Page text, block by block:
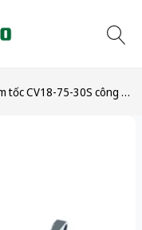
30S công suất 1/10HP (75W) tỉ số truyền 1/30